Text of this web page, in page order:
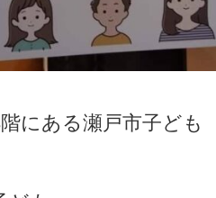
にある瀬戸市子ども